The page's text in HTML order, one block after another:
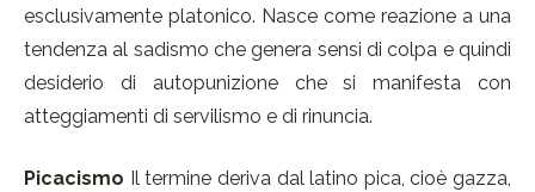
esclusivamente platonico. Nasce come reazione a una
tendenza al sadismo che genera sensi di colpa e quindi
desiderio di autopunizione che si manifesta con
atteggiamenti di servilismo e di rinuncia.
Picacismo Il termine deriva dal latino pica, cioè gazza,